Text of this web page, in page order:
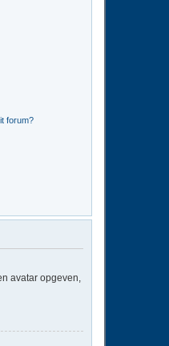
forum?
avatar opgeven,